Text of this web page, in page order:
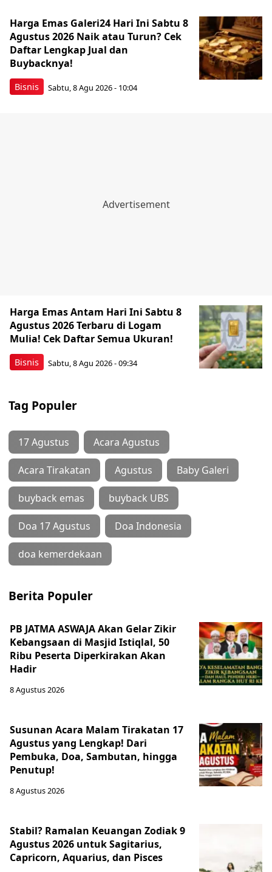
Bisnis
Harga Emas Galeri24 Hari Ini Sabtu 8
Agustus 2026 Naik atau Turun? Cek
Daftar Lengkap Jual dan
Buybacknya!
Sabtu, 8 Agu 2026 - 10:04
Bisnis
Harga Emas Antam Hari Ini Sabtu 8
Agustus 2026 Terbaru di Logam
Mulia! Cek Daftar Semua Ukuran!
Sabtu, 8 Agu 2026 - 09:34
Tag Populer
17 Agustus Acara Agustus
Acara Tirakatan Agustus Baby Galeri
buyback emas buyback UBS
Doa 17 Agustus Doa Indonesia
doa kemerdekaan
Berita Populer
PB JATMA ASWAJA Akan Gelar Zikir
Kebangsaan di Masjid Istiqlal, 50
Ribu Peserta Diperkirakan Akan
Hadir
8 Agustus 2026
Susunan Acara Malam Tirakatan 17
Agustus yang Lengkap! Dari
Pembuka, Doa, Sambutan, hingga
Penutup!
8 Agustus 2026
Stabil? Ramalan Keuangan Zodiak 9
Agustus 2026 untuk Sagitarius,
Capricorn, Aquarius, dan Pisces